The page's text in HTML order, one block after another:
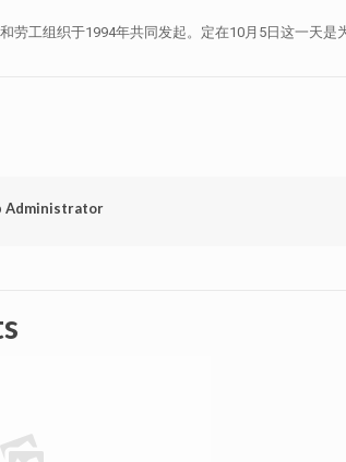
劳工组织于1994年共同发起。定在10月5日这一天
Administrator